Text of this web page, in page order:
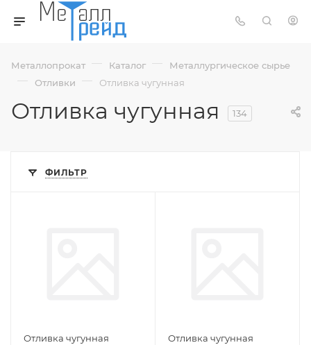
Металлопрокат — Каталог — Металлургическое сырье
— Отливки — Отливка чугунная
Отливка чугунная 134
ФИЛЬТР
Отливка чугунная
Отливка чугунная